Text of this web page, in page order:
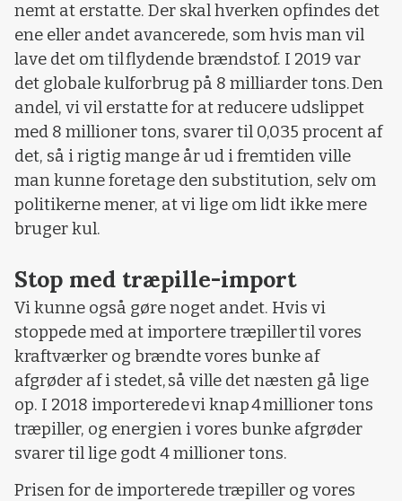
nemt at erstatte. Der skal hverken opfindes det
ene eller andet avancerede, som hvis man vil
lave det om til flydende brændstof. I 2019 var
det globale kulforbrug på 8 milliarder tons. Den
andel, vi vil erstatte for at reducere udslippet
med 8 millioner tons, svarer til 0,035 procent af
det, så i rigtig mange år ud i fremtiden ville
man kunne foretage den substitution, selv om
politikerne mener, at vi lige om lidt ikke mere
bruger kul.
Stop med træpille-import
Vi kunne også gøre noget andet. Hvis vi
stoppede med at importere træpiller til vores
kraftværker og brændte vores bunke af
afgrøder af i stedet, så ville det næsten gå lige
op. I 2018 importerede vi knap 4 millioner tons
træpiller, og energien i vores bunke afgrøder
svarer til lige godt 4 millioner tons.
Prisen for de importerede træpiller og vores